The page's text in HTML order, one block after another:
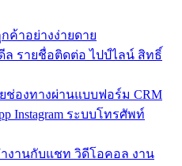
ค้าอย่างง่ายดาย
ล รายชื่อติดต่อ ไปป์ไลน์ สิทธิ์
ช่องทางผ่านแบบฟอร์ม CRM
Instagram ระบบโทรศัพท์
งานกับแชท วิดีโอคอล งาน